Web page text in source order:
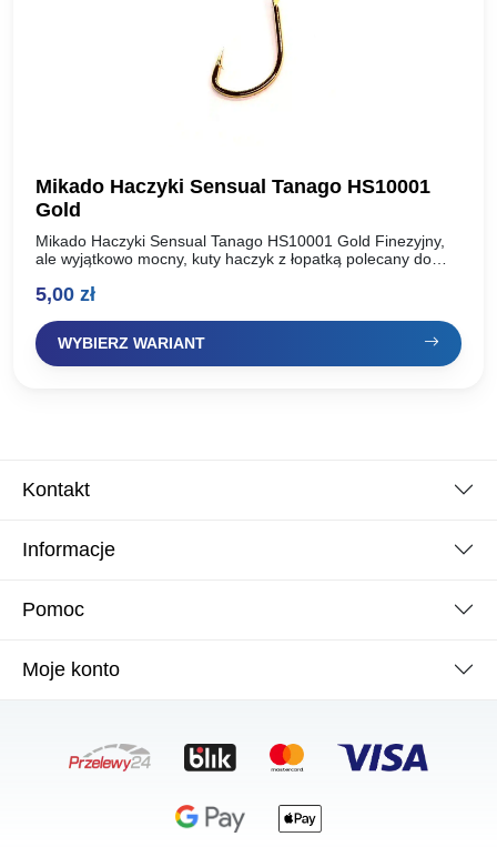
Mikado Haczyki Sensual Tanago HS10001
Gold
Mikado Haczyki Sensual Tanago HS10001 Gold Finezyjny,
ale wyjątkowo mocny, kuty haczyk z łopatką polecany do
Kolor:…
5,00 zł
WYBIERZ WARIANT
Kontakt
Informacje
Pomoc
Moje konto